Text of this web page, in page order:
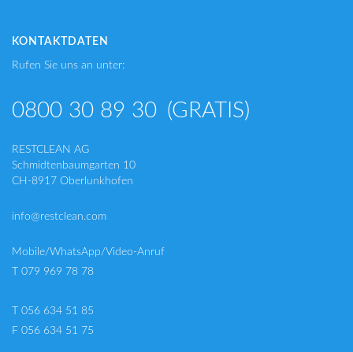
KONTAKTDATEN
Rufen Sie uns an unter:
0800 30 89 30 (GRATIS)
RESTCLEAN AG
Schmidtenbaumgarten 10
CH-8917 Oberlunkhofen
info@restclean.com
Mobile/WhatsApp/Video-Anruf
T 079 969 78 78
T 056 634 51 85
F 056 634 51 75